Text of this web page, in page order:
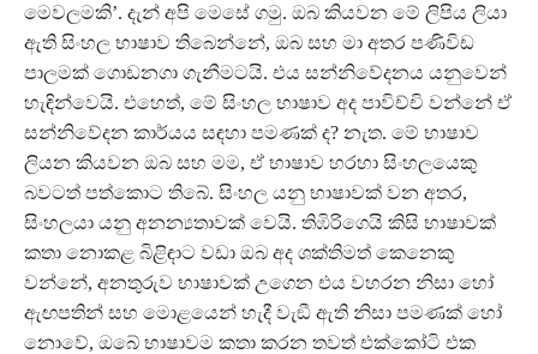
මෙවලමකි’. දැන් අපි මෙසේ ගමු. ඔබ කියවන මේ ලිපිය ලියා
ඇති සිංහල භාෂාව තිබෙන්නේ, ඔබ සහ මා අතර පණිවිඩ
පාලමක් ගොඩනගා ගැනීමටයි. එය සන්නිවේදනය යනුවෙන්
හැඳින්වෙයි. එහෙත්, මේ සිංහල භාෂාව අද පාවිච්චි වන්නේ ඒ
සන්නිවේදන කාර්යය සඳහා පමණක් ද? නැත. මේ භාෂාව
ලියන කියවන ඔබ සහ මම, ඒ භාෂාව හරහා සිංහලයෙකු
බවටත් පත්කොට තිබේ. සිංහල යනු භාෂාවක් වන අතර,
සිංහලයා යනු අනන්‍යතාවක් වෙයි. තිඹිරිගෙයි කිසි භාෂාවක්
කතා නොකළ බිළිඳාට වඩා ඔබ අද ශක්තිමත් කෙනෙකු
වන්නේ, අනතුරුව භාෂාවක් උගෙන එය වහරන නිසා හෝ
ඇඟපතින් සහ මොළයෙන් හැදී වැඞී ඇති නිසා පමණක් හෝ
නොවේ, ඔබේ භාෂාවම කතා කරන තවත් එක්කෝටි එක